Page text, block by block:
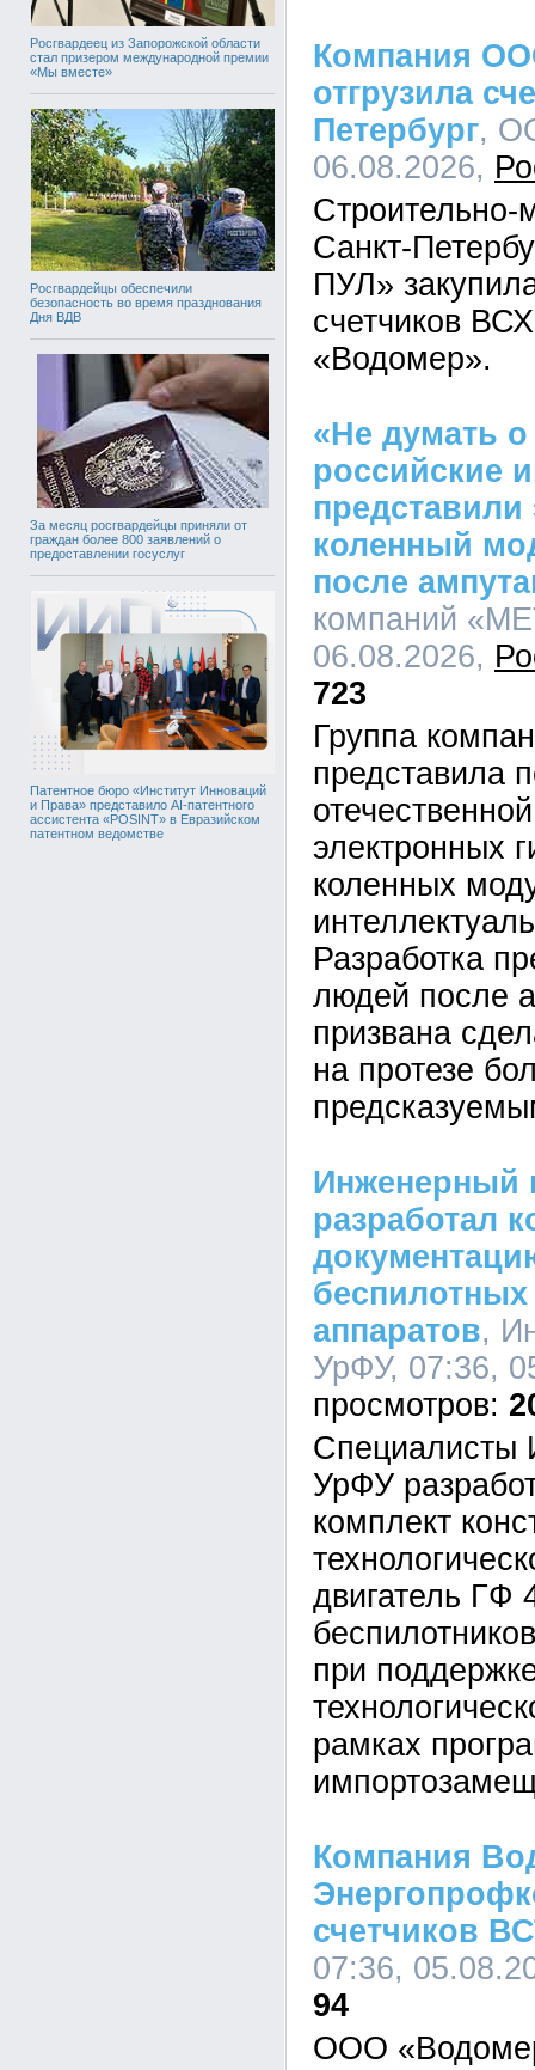
Росгвардеец из Запорожской области
стал призером международной премии
«Мы вместе»
Росгвардейцы обеспечили
безопасность во время празднования
Дня ВДВ
За месяц росгвардейцы приняли от
граждан более 800 заявлений о
предоставлении госуслуг
Патентное бюро «Институт Инноваций
и Права» представило AI-патентного
ассистента «POSINT» в Евразийском
патентном ведомстве
Компания
отгрузила
Петербург,
06.08.2026,
Строительно-
Санкт-
ПУЛ»
счетчиков
«Водомер».
«Не думать
российские
коленный
после
компаний
06.08.2026,
723
Группа
представила
электронных
коленных
Разработка
людей после
призвана
на протезе
Инженерный
разработал
аппаратов,
УрФУ, 07:36,
Специалисты
УрФУ
комплект
двигатель ГФ
при
рамках
Компания
счетчиков
07:36,
94
ООО